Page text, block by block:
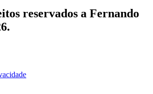
reservados a Fernando